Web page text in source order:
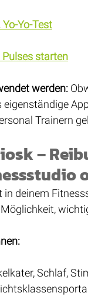
Test
starten
werden:
Trainern
–
in deinem
Schlaf,